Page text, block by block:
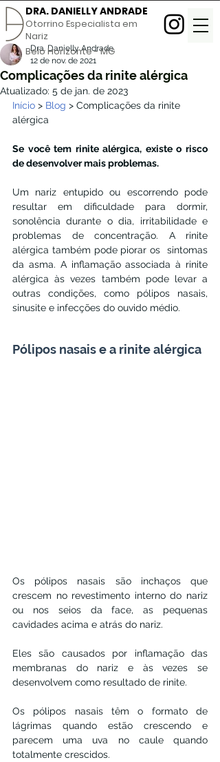
DRA. DANIELLY ANDRADE
Otorrino Especialista em
Nariz
Belo Horizonte - MG
Complicações da rinite alérgica
Dra. Danielly Andrade
12 de nov. de 2021
Atualizado: 5 de jan. de 2023
Início > Blog > Complicações da rinite
alérgica
Se você tem rinite alérgica, existe o risco
de desenvolver mais problemas.
Um nariz entupido ou escorrendo pode
resultar em dificuldade para dormir,
sonolência durante o dia, irritabilidade e
problemas de concentração. A rinite
alérgica também pode piorar os  sintomas
da asma. A inflamação associada à rinite
alérgica às vezes também pode levar a
outras condições, como pólipos nasais,
sinusite e infecções do ouvido médio.
Pólipos nasais e a rinite alérgica
Os pólipos nasais são inchaços que
crescem no revestimento interno do nariz
ou nos seios da face, as pequenas
cavidades acima e atrás do nariz.
Eles são causados ​​por inflamação das
membranas do nariz e às vezes se
desenvolvem como resultado de rinite.
Os pólipos nasais têm o formato de
lágrimas quando estão crescendo e
parecem uma uva no caule quando
totalmente crescidos.